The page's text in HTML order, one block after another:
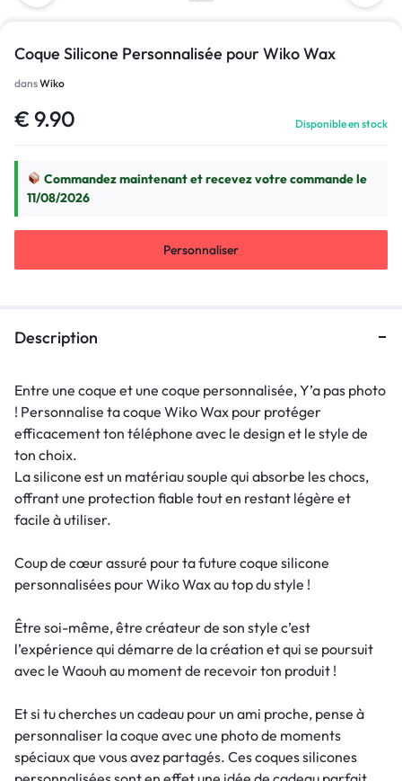
Coque Silicone Personnalisée pour Wiko Wax
dansWiko
€ 9.90 Disponible en stock
Commandez maintenant et recevez votre commande le
11/08/2026
Personnaliser
Description
Entre une coque et une coque personnalisée, Y’a pas photo
! Personnalise ta coque Wiko Wax pour protéger
efficacement ton téléphone avec le design et le style de
ton choix.
La silicone est un matériau souple qui absorbe les chocs,
offrant une protection fiable tout en restant légère et
facile à utiliser.
Coup de cœur assuré pour ta future coque silicone
personnalisées pour Wiko Wax au top du style !
Être soi-même, être créateur de son style c’est
l’expérience qui démarre de la création et qui se poursuit
avec le Waouh au moment de recevoir ton produit !
Et si tu cherches un cadeau pour un ami proche, pense à
personnaliser la coque avec une photo de moments
spéciaux que vous avez partagés. Ces coques silicones